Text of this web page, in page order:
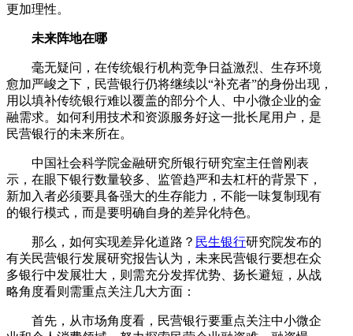
更加理性。
未来阵地在哪
毫无疑问，在传统银行机构竞争日益激烈、生存环境
愈加严峻之下，民营银行仍将继续以“补充者”的身份出现，
用以填补传统银行难以覆盖的部分个人、中小微企业的金
融需求。如何利用技术和资源服务好这一批长尾用户，是
民营银行的未来所在。
中国社会科学院金融研究所银行研究室主任曾刚表
示，在眼下银行数量较多、监管趋严和去杠杆的背景下，
新加入者必须要具备强大的生存能力，不能一味复制现有
的银行模式，而是要明确自身的差异化特色。
那么，如何实现差异化道路？ 民生银行研究院发布的
有关民营银行发展研究报告认为，未来民营银行要想在众
多银行中发展壮大，则需充分发挥优势、扬长避短，从战
略角度看则需重点关注几大方面：
首先，从市场角度看，民营银行要重点关注中小微企